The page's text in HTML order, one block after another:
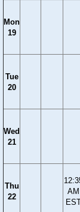
Mon
19
Tue
20
Wed
21
Thu
22
AM